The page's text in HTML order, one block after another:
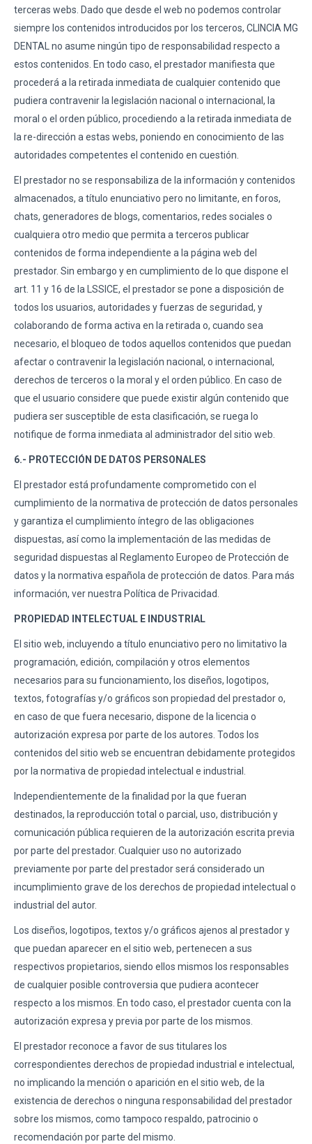
terceras webs. Dado que desde el web no podemos controlar
siempre los contenidos introducidos por los terceros, CLINCIA MG
DENTAL no asume ningún tipo de responsabilidad respecto a
estos contenidos. En todo caso, el prestador manifiesta que
procederá a la retirada inmediata de cualquier contenido que
pudiera contravenir la legislación nacional o internacional, la
moral o el orden público, procediendo a la retirada inmediata de
la re-dirección a estas webs, poniendo en conocimiento de las
autoridades competentes el contenido en cuestión.
El prestador no se responsabiliza de la información y contenidos
almacenados, a título enunciativo pero no limitante, en foros,
chats, generadores de blogs, comentarios, redes sociales o
cualquiera otro medio que permita a terceros publicar
contenidos de forma independiente a la página web del
prestador. Sin embargo y en cumplimiento de lo que dispone el
art. 11 y 16 de la LSSICE, el prestador se pone a disposición de
todos los usuarios, autoridades y fuerzas de seguridad, y
colaborando de forma activa en la retirada o, cuando sea
necesario, el bloqueo de todos aquellos contenidos que puedan
afectar o contravenir la legislación nacional, o internacional,
derechos de terceros o la moral y el orden público. En caso de
que el usuario considere que puede existir algún contenido que
pudiera ser susceptible de esta clasificación, se ruega lo
notifique de forma inmediata al administrador del sitio web.
6.- PROTECCIÓN DE DATOS PERSONALES
El prestador está profundamente comprometido con el
cumplimiento de la normativa de protección de datos personales
y garantiza el cumplimiento íntegro de las obligaciones
dispuestas, así como la implementación de las medidas de
seguridad dispuestas al Reglamento Europeo de Protección de
datos y la normativa española de protección de datos. Para más
información, ver nuestra Política de Privacidad.
PROPIEDAD INTELECTUAL E INDUSTRIAL
El sitio web, incluyendo a título enunciativo pero no limitativo la
programación, edición, compilación y otros elementos
necesarios para su funcionamiento, los diseños, logotipos,
textos, fotografías y/o gráficos son propiedad del prestador o,
en caso de que fuera necesario, dispone de la licencia o
autorización expresa por parte de los autores. Todos los
contenidos del sitio web se encuentran debidamente protegidos
por la normativa de propiedad intelectual e industrial.
Independientemente de la finalidad por la que fueran
destinados, la reproducción total o parcial, uso, distribución y
comunicación pública requieren de la autorización escrita previa
por parte del prestador. Cualquier uso no autorizado
previamente por parte del prestador será considerado un
incumplimiento grave de los derechos de propiedad intelectual o
industrial del autor.
Los diseños, logotipos, textos y/o gráficos ajenos al prestador y
que puedan aparecer en el sitio web, pertenecen a sus
respectivos propietarios, siendo ellos mismos los responsables
de cualquier posible controversia que pudiera acontecer
respecto a los mismos. En todo caso, el prestador cuenta con la
autorización expresa y previa por parte de los mismos.
El prestador reconoce a favor de sus titulares los
correspondientes derechos de propiedad industrial e intelectual,
no implicando la mención o aparición en el sitio web, de la
existencia de derechos o ninguna responsabilidad del prestador
sobre los mismos, como tampoco respaldo, patrocinio o
recomendación por parte del mismo.